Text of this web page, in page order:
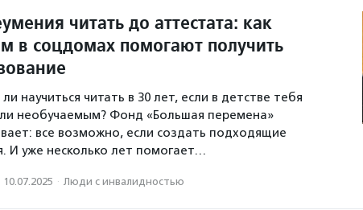
читать до аттестата: как
в соцдомах помогают получить
научиться читать в 30 лет, если в детстве тебя
необучаемым? Фонд «Большая перемена»
все возможно, если создать подходящие
И уже несколько лет помогает…
10.07.2025 · Люди с инвалидностью